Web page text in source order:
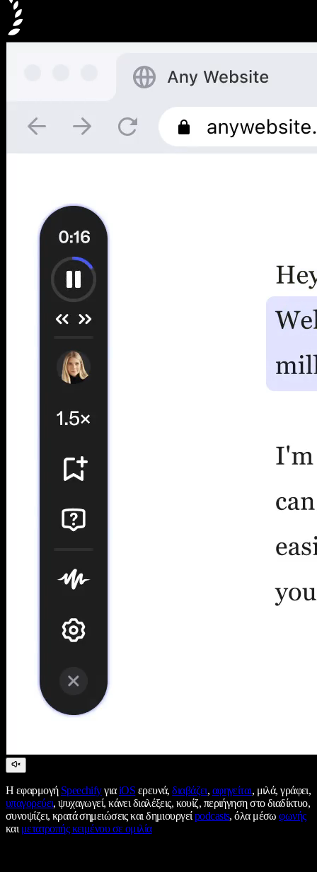
Η εφαρμογή SpeechifyγιαiOS ερευνά,διαβάζει, αφηγείται, μιλά, γράφει,
υπαγορεύει, ψυχαγωγεί, κάνει διαλέξεις, κουίζ, περιήγηση στο διαδίκτυο,
συνοψίζει, κρατά σημειώσεις και δημιουργείpodcasts, όλα μέσωφωνής
καιμετατροπής κειμένου σε ομιλία